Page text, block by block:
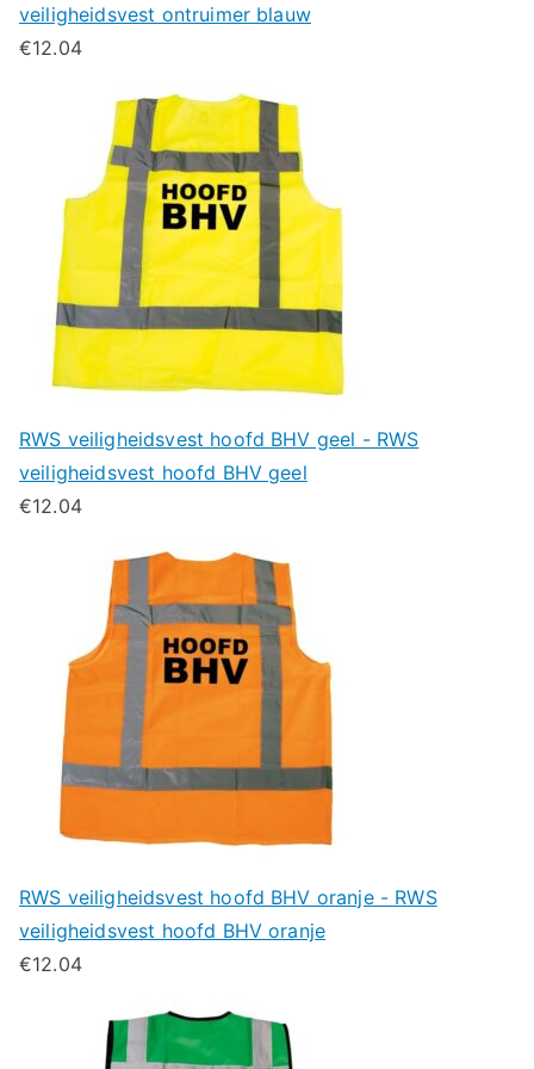
veiligheidsvest ontruimer blauw
€12.04
RWS veiligheidsvest hoofd BHV geel - RWS
veiligheidsvest hoofd BHV geel
€12.04
RWS veiligheidsvest hoofd BHV oranje - RWS
veiligheidsvest hoofd BHV oranje
€12.04